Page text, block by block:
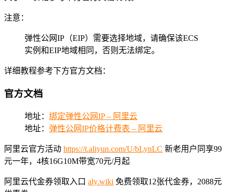
注意：
弹性公网IP（EIP）需要选择地域，请确保该ECS
实例和EIP地域相同，否则无法绑定。
详细教程参考下方官方文档：
官方文档
地址： 绑定弹性公网IP – 阿里云
地址： 弹性公网IP价格计费表 – 阿里云
阿里云官方活动 https://t.aliyun.com/U/bLynLC 新老用户同享99
元一年，4核16G10M带宽70元/月起
阿里云代金券领取入口 aly.wiki 免费领取12张代金券，2088元